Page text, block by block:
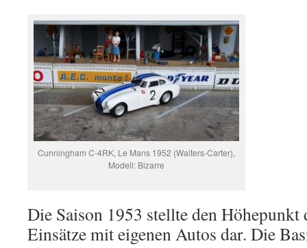
Cunningham C-4RK, Le Mans 1952 (Walters-Carter),
Modell: Bizarre
Die Saison 1953 stellte den
Einsätze mit eigenen Autos dar. Die